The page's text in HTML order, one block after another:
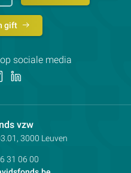
vzwContactpersoon:
3000 Leuven
31 06 00
gift
sociale media
Volg